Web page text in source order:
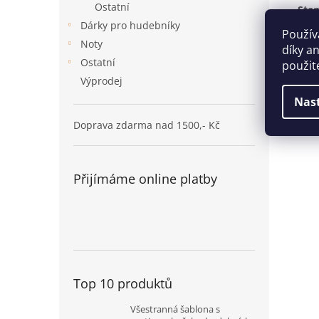
díky
Ostatní
Dárky pro hudebníky
Noty
Ostatní
Výprodej
Doprava zdarma nad 1500,- Kč
Přijímáme online platby
Top 10 produktů
Všestranná šablona s
kg.